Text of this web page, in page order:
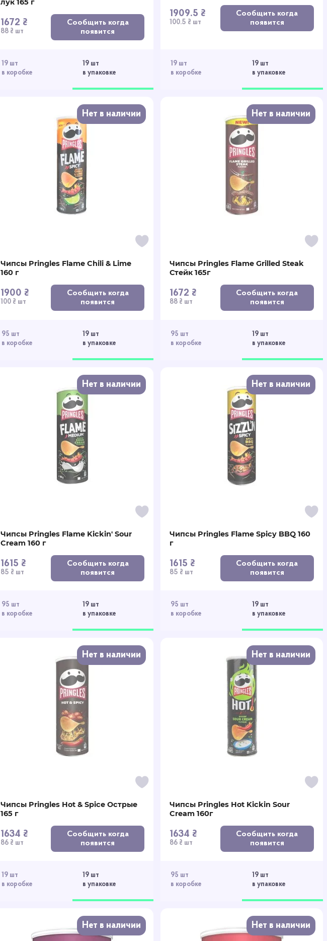
19 шт
в коробке
19 шт
в упаковке
лук 165 г
1672 ₴
88 ₴ шт
Сообщить когда
появится
19 шт
в коробке
19 шт
в упаковке
1909.5 ₴
100.5 ₴ шт
Сообщить когда
появится
Нет в наличии
95 шт
в коробке
19 шт
в упаковке
Чипсы Pringles Flame Chili & Lime
160 г
1900 ₴
100 ₴ шт
Сообщить когда
появится
Нет в наличии
95 шт
в коробке
19 шт
в упаковке
Чипсы Pringles Flame Grilled Steak
Стейк 165г
1672 ₴
88 ₴ шт
Сообщить когда
появится
Нет в наличии
95 шт
в коробке
19 шт
в упаковке
Чипсы Pringles Flame Kickin' Sour
Cream 160 г
1615 ₴
85 ₴ шт
Сообщить когда
появится
Нет в наличии
95 шт
в коробке
19 шт
в упаковке
Чипсы Pringles Flame Spicy BBQ 160
г
1615 ₴
85 ₴ шт
Сообщить когда
появится
Нет в наличии
19 шт
в коробке
19 шт
в упаковке
Чипсы Pringles Hot & Spice Острые
165 г
1634 ₴
86 ₴ шт
Сообщить когда
появится
Нет в наличии
95 шт
в коробке
19 шт
в упаковке
Чипсы Pringles Hot Kickin Sour
Cream 160г
1634 ₴
86 ₴ шт
Сообщить когда
появится
Нет в наличии Нет в наличии